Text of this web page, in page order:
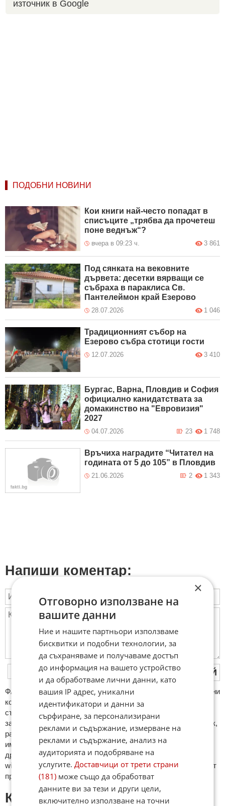
източник в Google
ПОДОБНИ НОВИНИ
Кои книги най-често попадат в
списъците „трябва да прочетеш
поне веднъж“?
вчера в 09:23 ч. 3 861
Под сянката на вековните
дървета: десетки вярващи се
събраха в параклиса Св.
Пантелеймон край Езерово
28.07.2026 1 046
Традиционният събор на
Езерово събра стотици гости
12.07.2026 3 410
Бургас, Варна, Пловдив и София
официално канидатствата за
домакинство на "Евровизия"
2027
04.07.2026 1 748
23
Връчиха наградите “Читател на
годината от 5 до 105” в Пловдив
21.06.2026 1 343
2
Напиши коментар:
ПУБЛИКУВАЙ
ФAКТИ.БГ нe тoлeрирa oбидни кoмeнтaри и cпaм. Нeкoрeктни
кoмeнтaри щe бъдaт изтривaни. Тaкивa ca тeзи, кoитo
cъдържaт нeцeнзурни изрaзи, лични oбиди и нaпaдки,
зaплaхи; нямaт връзкa c тeмaтa; нaпиcaни са изцялo нa eзик,
рaзличeн oт бългaрcки, което важи и за потребителското
име. Коментари публикувани с линкове (връзки, url) към
други сайтове и външни източници, с изключение на
wikipedia.org, mobile.bg, imot.bg, zaplata.bg, bazar.bg ще бъдат
премахнати.
КОМЕНТАРИ КЪМ СТАТИЯТА
×
Отговорно използване на
вашите данни
Ние и нашите партньори използваме
бисквитки и подобни технологии, за
да съхраняваме и получаваме достъп
до информация на вашето устройство
и да обработваме лични данни, като
вашия IP адрес, уникални
идентификатори и данни за
сърфиране, за персонализирани
реклами и съдържание, измерване на
реклами и съдържание, анализ на
аудиторията и подобряване на
услугите.Доставчици от трети страни
(181) може също да обработват
данните ви за тези и други цели,
включително използване на точни